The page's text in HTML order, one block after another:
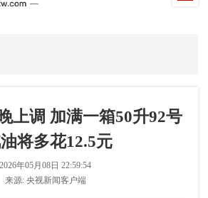
上调 加满一箱50升92号
将多花12.5元
2026年05月08日 22:59:54
来源: 央视新闻客户端